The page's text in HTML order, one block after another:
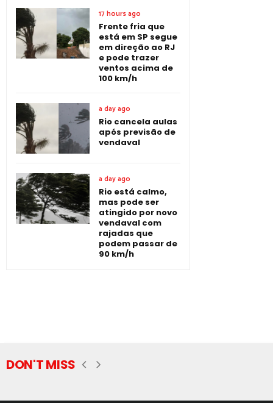
17 hours ago
Frente fria que
está em SP segue
em direção ao RJ
e pode trazer
ventos acima de
100 km/h
a day ago
Rio cancela aulas
após previsão de
vendaval
a day ago
Rio está calmo,
mas pode ser
atingido por novo
vendaval com
rajadas que
podem passar de
90 km/h
DON'T MISS